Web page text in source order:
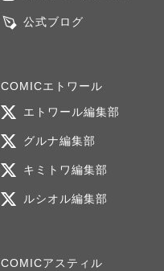
公式ブログ
COMICエトワール
エトワール編集部
グルナ編集部
キミトワ編集部
ルシオル編集部
COMICアスティル